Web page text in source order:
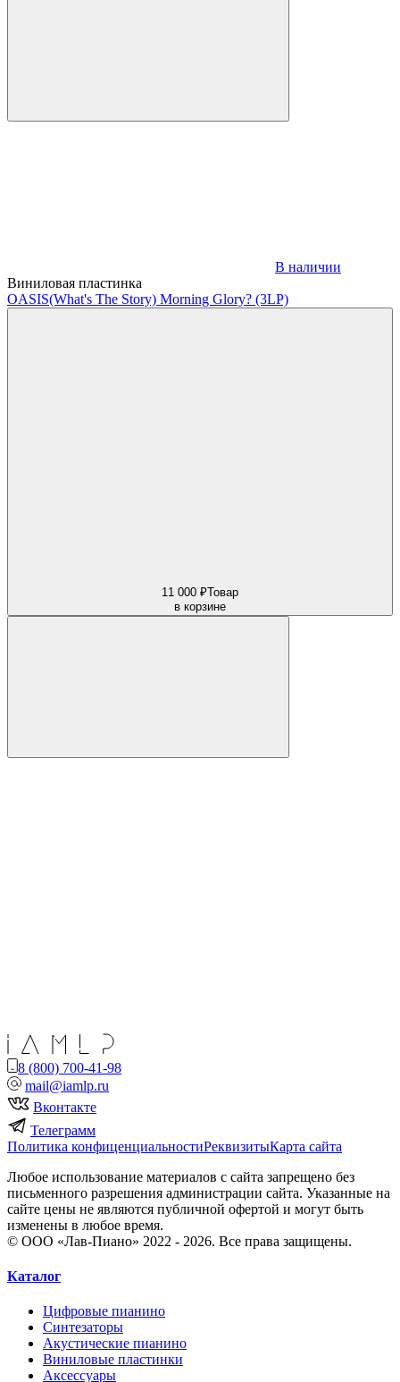
В наличии
Виниловая пластинка
OASIS(What's The Story) Morning Glory? (3LP)
11 000 ₽Товар
в корзине
8 (800) 700-41-98
mail@iamlp.ru
Вконтакте
Телеграмм
Политика конфиценциальностиРеквизитыКарта сайта
Любое использование материалов с сайта запрещено без
письменного разрешения администрации сайта. Указанные на
сайте цены не являются публичной офертой и могут быть
изменены в любое время.
© ООО «Лав-Пиано» 2022 - 2026. Все права защищены.
Каталог
Цифровые пианино
Синтезаторы
Акустические пианино
Виниловые пластинки
Аксессуары